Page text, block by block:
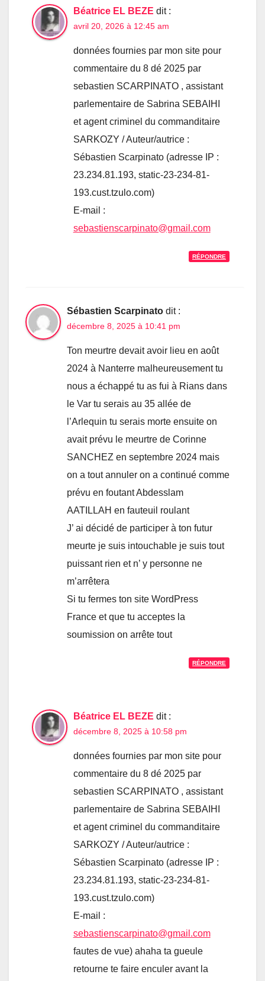
Béatrice EL BEZE dit :
avril 20, 2026 à 12:45 am
données fournies par mon site pour
commentaire du 8 dé 2025 par
sebastien SCARPINATO , assistant
parlementaire de Sabrina SEBAIHI
et agent criminel du commanditaire
SARKOZY / Auteur/autrice :
Sébastien Scarpinato (adresse IP :
23.234.81.193, static-23-234-81-
193.cust.tzulo.com)
E-mail :
sebastienscarpinato@gmail.com
RÉPONDRE
Sébastien Scarpinato dit :
décembre 8, 2025 à 10:41 pm
Ton meurtre devait avoir lieu en août
2024 à Nanterre malheureusement tu
nous a échappé tu as fui à Rians dans
le Var tu serais au 35 allée de
l’Arlequin tu serais morte ensuite on
avait prévu le meurtre de Corinne
SANCHEZ en septembre 2024 mais
on a tout annuler on a continué comme
prévu en foutant Abdesslam
AATILLAH en fauteuil roulant
J’ ai décidé de participer à ton futur
meurte je suis intouchable je suis tout
puissant rien et n’ y personne ne
m’arrêtera
Si tu fermes ton site WordPress
France et que tu acceptes la
soumission on arrête tout
RÉPONDRE
Béatrice EL BEZE dit :
décembre 8, 2025 à 10:58 pm
données fournies par mon site pour
commentaire du 8 dé 2025 par
sebastien SCARPINATO , assistant
parlementaire de Sabrina SEBAIHI
et agent criminel du commanditaire
SARKOZY / Auteur/autrice :
Sébastien Scarpinato (adresse IP :
23.234.81.193, static-23-234-81-
193.cust.tzulo.com)
E-mail :
sebastienscarpinato@gmail.com
fautes de vue) ahaha ta gueule
retourne te faire enculer avant la